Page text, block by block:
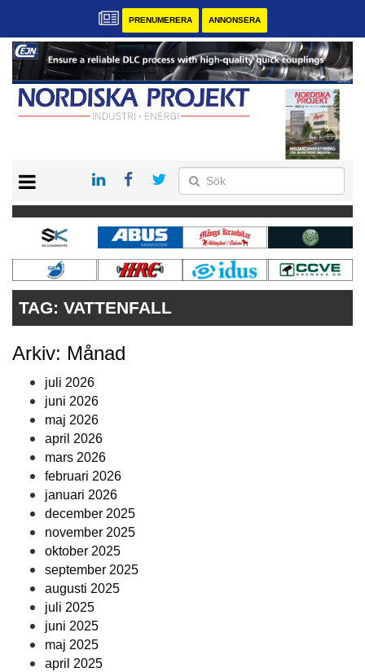
PRENUMERERA ANNONSERA
KONTAKT
VÅRA ANDRA MAGASIN
PRENUMERERA
ANNONSERA
TAG: VATTENFALL
Arkiv: Månad
juli 2026
juni 2026
maj 2026
april 2026
mars 2026
februari 2026
januari 2026
december 2025
november 2025
oktober 2025
september 2025
augusti 2025
juli 2025
juni 2025
maj 2025
april 2025